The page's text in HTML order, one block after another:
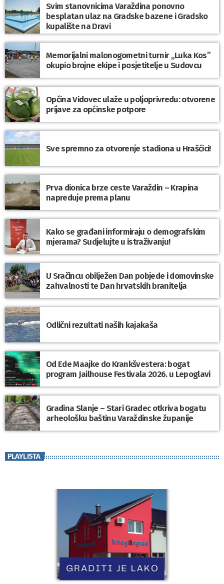
Svim stanovnicima Varaždina ponovno
besplatan ulaz na Gradske bazene i Gradsko
kupalište na Dravi
Memorijalni malonogometni turnir „Luka Kos”
okupio brojne ekipe i posjetitelje u Sudovcu
Općina Vidovec ulaže u poljoprivredu: otvorene
prijave za općinske potpore
Sve spremno za otvorenje stadiona u Hrašćici!
Prva dionica brze ceste Varaždin – Krapina
napreduje prema planu
Kako se građani informiraju o demografskim
mjerama? Sudjelujte u istraživanju!
U Sračincu obilježen Dan pobjede i domovinske
zahvalnosti te Dan hrvatskih branitelja
Odlični rezultati naših kajakaša
Od Ede Maajke do Krankšvestera: bogat
program Jailhouse Festivala 2026. u Lepoglavi
Gradina Slanje – Stari Gradec otkriva bogatu
arheološku baštinu Varaždinske županije
PLAYLISTA